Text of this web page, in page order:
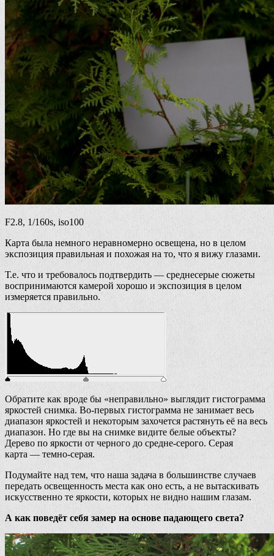
F2.8, 1/160s, iso100
Карта была немного неравномерно освещена, но в целом
экспозиция правильная и похожая на то, что я вижу глазами.
Т.е. что и требовалось подтвердить — среднесерые сюжеты
воспринимаются камерой хорошо и экспозиция в целом
измеряется правильно.
Обратите как вроде бы «неправильно» выглядит гистограмма
яркостей снимка. Во-первых гистограмма не занимает весь
диапазон яркостей и некоторым захочется растянуть её на весь
диапазон. Но где вы на снимке видите белые объекты?
Дерево по яркости от черного до средне-серого. Серая
карта — темно-серая.
Подумайте над тем, что наша задача в большинстве случаев
передать освещенность места как оно есть, а не вытаскивать
искусственно те яркости, которых не видно нашим глазам.
А как поведёт себя замер на основе падающего света?